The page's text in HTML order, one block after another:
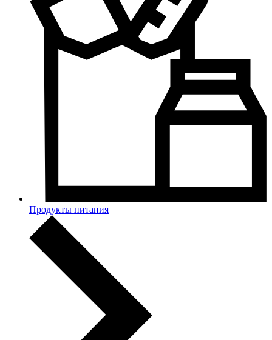
Продукты питания